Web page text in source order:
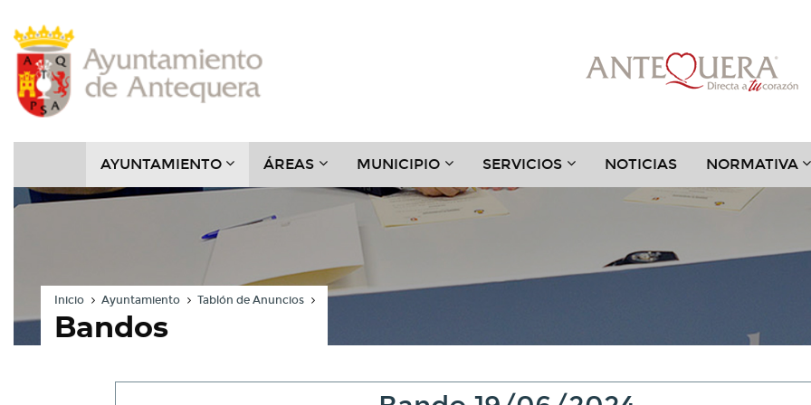
Cabecera
Pie
Menú
AYUNTAMIENTO???
ÁREAS???
MUNICIPIO???
SERVICIOS???
NOTICIAS NORMATIVA???
Inicio Ayuntamiento Tablón de Anuncios
Bandos